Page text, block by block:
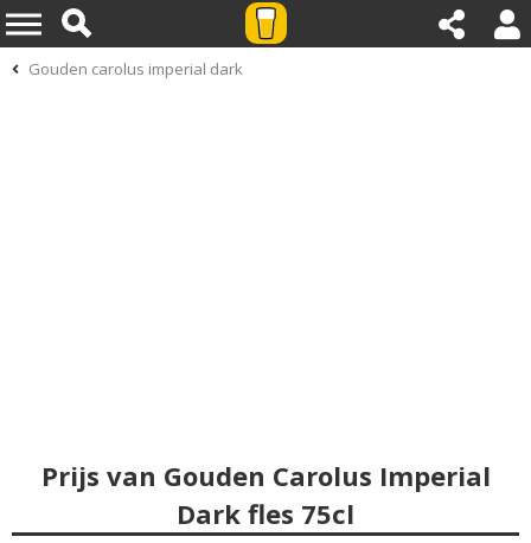
Gouden carolus imperial dark
Prijs van Gouden Carolus Imperial
Dark fles 75cl